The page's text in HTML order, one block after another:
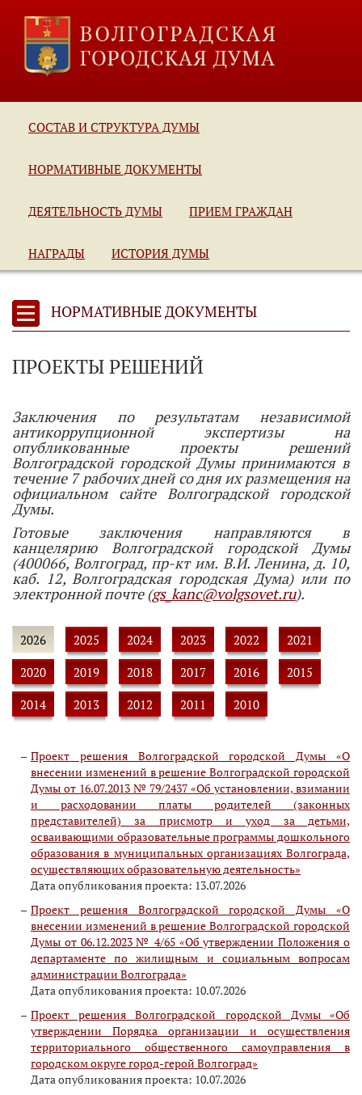
СОСТАВ И СТРУКТУРА ДУМЫ
НОРМАТИВНЫЕ ДОКУМЕНТЫ
ДЕЯТЕЛЬНОСТЬ ДУМЫ ПРИЕМ ГРАЖДАН
НАГРАДЫ ИСТОРИЯ ДУМЫ
НОРМАТИВНЫЕ ДОКУМЕНТЫ
ПРОЕКТЫ РЕШЕНИЙ
Заключения по результатам независимой
антикоррупционной экспертизы на
опубликованные проекты решений
Волгоградской городской Думы принимаются в
течение 7 рабочих дней со дня их размещения на
официальном сайте Волгоградской городской
Думы.
Готовые заключения направляются в
канцелярию Волгоградской городской Думы
(400066, Волгоград, пр-кт им. В.И. Ленина, д. 10,
каб. 12, Волгоградская городская Дума) или по
электронной почте (gs_kanc@volgsovet.ru).
2026 2025 2024 2023 2022
2021
2020
2019 2018 2017 2016
2015
2014
2013 2012 2011 2010
Проект решения Волгоградской городской Думы «О
внесении изменений в решение Волгоградской городской
Думы от 16.07.2013 № 79/2437 «Об установлении, взимании
и расходовании платы родителей (законных
представителей) за присмотр и уход за детьми,
осваивающими образовательные программы дошкольного
образования в муниципальных организациях Волгограда,
осуществляющих образовательную деятельность»
Дата опубликования проекта: 13.07.2026
Проект решения Волгоградской городской Думы «О
внесении изменений в решение Волгоградской городской
Думы от 06.12.2023 № 4/65 «Об утверждении Положения о
департаменте по жилищным и социальным вопросам
администрации Волгограда»
Дата опубликования проекта: 10.07.2026
Проект решения Волгоградской городской Думы «Об
утверждении Порядка организации и осуществления
территориального общественного самоуправления в
городском округе город-герой Волгоград»
Дата опубликования проекта: 10.07.2026